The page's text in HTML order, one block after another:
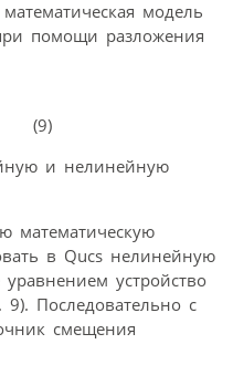
модель
помощи разложения
и нелинейную
математическую
в Qucs нелинейную
устройство
Последовательно с
смещения